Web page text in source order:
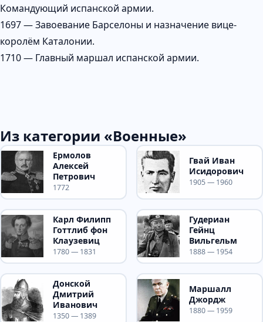
Командующий испанской армии.
1697 — Завоевание Барселоны и назначение вице-
королём Каталонии.
1710 — Главный маршал испанской армии.
Из категории «Военные»
Ермолов
Алексей
Петрович
1772
Гвай Иван
Исидорович
1905 — 1960
Карл Филипп
Готтлиб фон
Клаузевиц
1780 — 1831
Гудериан
Гейнц
Вильгельм
1888 — 1954
Донской
Дмитрий
Иванович
1350 — 1389
Маршалл
Джордж
1880 — 1959